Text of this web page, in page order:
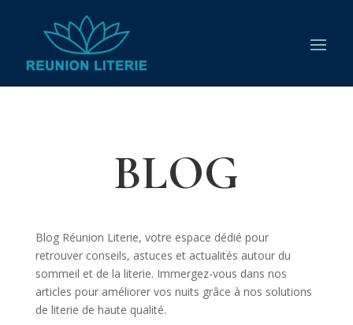
BLOG
Blog Réunion Literie, votre espace dédié pour
retrouver conseils, astuces et actualités autour du
sommeil et de la literie. Immergez-vous dans nos
articles pour améliorer vos nuits grâce à nos solutions
de literie de haute qualité.